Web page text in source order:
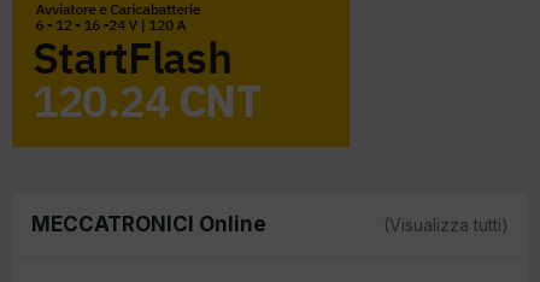
MECCATRONICI Online (Visualizza tutti)